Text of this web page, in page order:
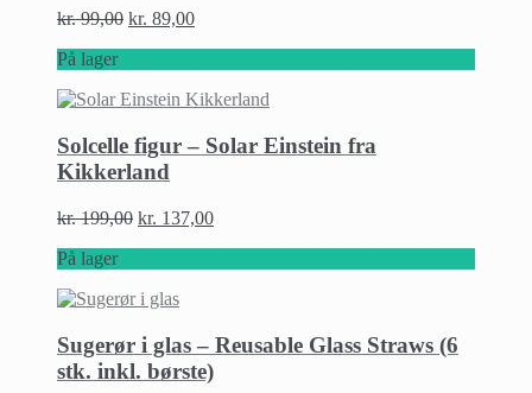
kr.99,00 kr. 89,00
På lager
Solcelle figur – Solar Einstein fra
Kikkerland
kr.199,00 kr. 137,00
På lager
Sugerør i glas – Reusable Glass Straws (6
stk. inkl. børste)